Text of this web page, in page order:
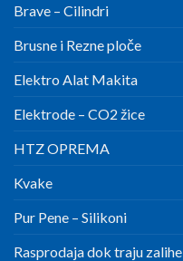
Brave – Cilindri
Brusne i Rezne ploče
Elektro Alat Makita
Elektrode – CO2 žice
HTZ OPREMA
Kvake
Pur Pene – Silikoni
Rasprodaja dok traju zalihe